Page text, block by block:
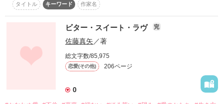
さぁ！
君はどの道を選ぶ？
嫌な出来事をすぐに忘れられたら……
せめてその日一日限りで忘れられたら……
引き摺る脳とその苦悩
その苦悩故の私の苦悩
タイトル
キーワード 作家名
ビター・スイート・ラヴ 完
佐藤真矢 ／著
総文字数/85,975
恋愛(その他) 206ページ
0